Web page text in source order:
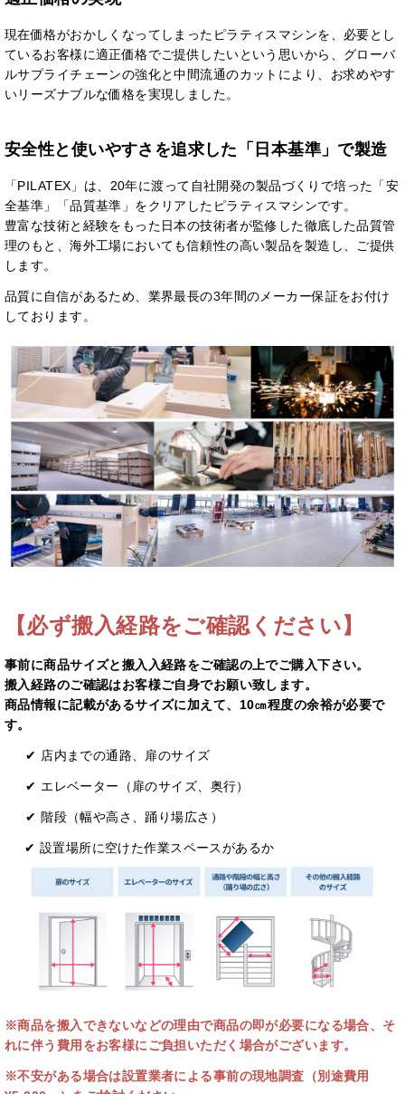
現在価格がおかしくなってしまったピラティスマシンを、必要とし
ているお客様に適正価格でご提供したいという思いから、グローバ
ルサプライチェーンの強化と中間流通のカットにより、お求めやす
いリーズナブルな価格を実現しました。
安全性と使いやすさを追求した「日本基準」で製造
「PILATEX」は、20年に渡って自社開発の製品づくりで培った「安
全基準」「品質基準」をクリアしたピラティスマシンです。
豊富な技術と経験をもった日本の技術者が監修した徹底した品質管
理のもと、海外工場においても信頼性の高い製品を製造し、ご提供
します。
品質に自信があるため、業界最長の3年間のメーカー保証をお付け
しております。
【必ず搬入経路をご確認ください】
事前に商品サイズと搬入⼊経路をご確認の上でご購入下さい。
搬入経路のご確認はお客様ご自身でお願い致します。
商品情報に記載があるサイズに加えて、10㎝程度の余裕が必要で
す。
✔ 店内までの通路、扉のサイズ
✔ エレベーター（扉のサイズ、奥⾏）
✔ 階段（幅や⾼さ、踊り場広さ）
✔ 設置場所に空けた作業スペースがあるか
※商品を搬入できないなどの理由で商品の即が必要になる場合、そ
れに伴う費用をお客様にご負担いただく場合がございます。
※不安がある場合は設置業者による事前の現地調査（別途費用